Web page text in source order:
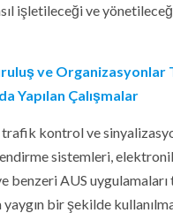
işletileceği ve
ve Organizasyonlar
Yapılan Çalışmalar
kontrol ve
sistemleri,
benzeri AUS uygulamaları
yaygın bir şekilde